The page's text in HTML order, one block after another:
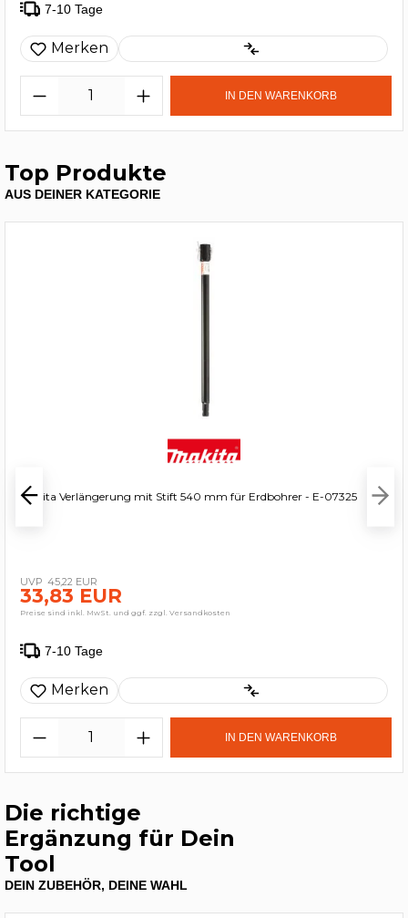
7-10 Tage
Merken
IN DEN WARENKORB
Top Produkte
AUS DEINER KATEGORIE
Makita Verlängerung mit Stift 540 mm für Erdbohrer - E-07325
45,22 EUR
33,83 EUR
Preise sind inkl. MwSt. und ggf. zzgl. Versandkosten
7-10 Tage
Merken
IN DEN WARENKORB
Die richtige
Ergänzung für Dein
Tool
DEIN ZUBEHÖR, DEINE WAHL